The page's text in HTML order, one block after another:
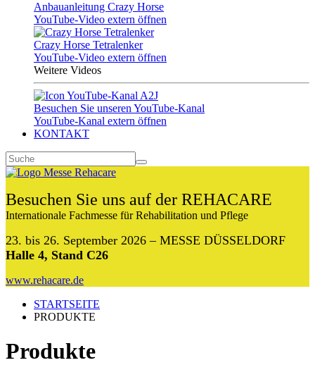
Anbauanleitung Crazy Horse
YouTube-Video extern öffnen
Crazy Horse Tetralenker
YouTube-Video extern öffnen
Weitere Videos
Besuchen Sie unseren YouTube-Kanal
YouTube-Kanal extern öffnen
KONTAKT
Besuchen Sie uns auf der REHACARE
Internationale Fachmesse für Rehabilitation und Pflege
23. bis 26. September 2026 – MESSE DÜSSELDORF
Halle 4, Stand C26
www.rehacare.de
STARTSEITE
PRODUKTE
Produkte